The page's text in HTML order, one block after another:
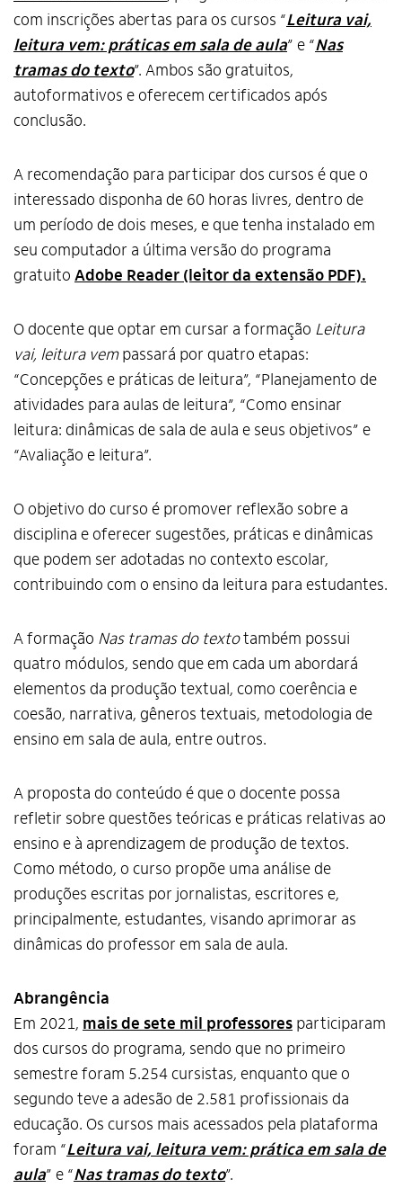
com inscrições abertas para os cursos “Leitura vai,
leitura vem: práticas em sala de aula” e “Nas
tramas do texto”. Ambos são gratuitos,
autoformativos e oferecem certificados após
conclusão.
A recomendação para participar dos cursos é que o
interessado disponha de 60 horas livres, dentro de
um período de dois meses, e que tenha instalado em
seu computador a última versão do programa
gratuito Adobe Reader (leitor da extensão PDF).
O docente que optar em cursar a formação Leitura
vai, leitura vempassará por quatro etapas:
“Concepções e práticas de leitura”, “Planejamento de
atividades para aulas de leitura”, “Como ensinar
leitura: dinâmicas de sala de aula e seus objetivos” e
“Avaliação e leitura”.
O objetivo do curso é promover reflexão sobre a
disciplina e oferecer sugestões, práticas e dinâmicas
que podem ser adotadas no contexto escolar,
contribuindo com o ensino da leitura para estudantes.
A formação Nas tramas do textotambém possui
quatro módulos, sendo que em cada um abordará
elementos da produção textual, como coerência e
coesão, narrativa, gêneros textuais, metodologia de
ensino em sala de aula, entre outros.
A proposta do conteúdo é que o docente possa
refletir sobre questões teóricas e práticas relativas ao
ensino e à aprendizagem de produção de textos.
Como método, o curso propõe uma análise de
produções escritas por jornalistas, escritores e,
principalmente, estudantes, visando aprimorar as
dinâmicas do professor em sala de aula.
Abrangência
Em 2021, mais de sete mil professores participaram
dos cursos do programa, sendo que no primeiro
semestre foram 5.254 cursistas, enquanto que o
segundo teve a adesão de 2.581 profissionais da
educação. Os cursos mais acessados pela plataforma
foram “Leitura vai, leitura vem: prática em sala de
aula” e “Nas tramas do texto”.